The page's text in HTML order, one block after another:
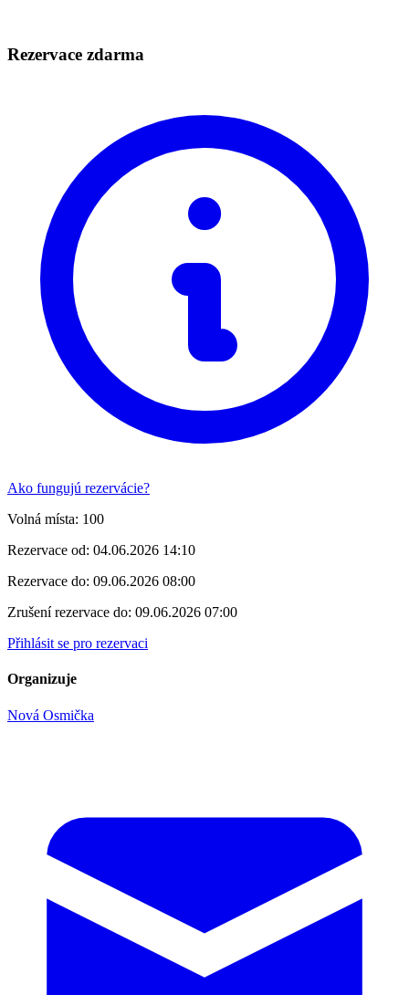
Rezervace zdarma
Ako fungujú rezervácie?
Volná místa: 100
Rezervace od: 04.06.2026 14:10
Rezervace do: 09.06.2026 08:00
Zrušení rezervace do: 09.06.2026 07:00
Přihlásit se pro rezervaci
Organizuje
Nová Osmička